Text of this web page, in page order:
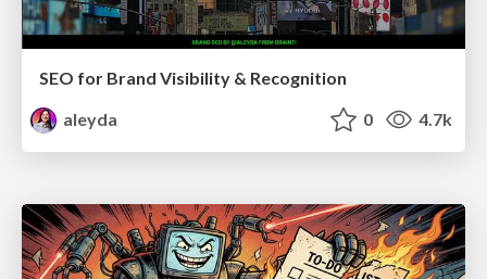
SEO for Brand Visibility & Recognition
aleyda
0 4.7k